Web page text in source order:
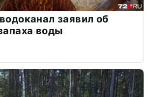
заявил об
воды